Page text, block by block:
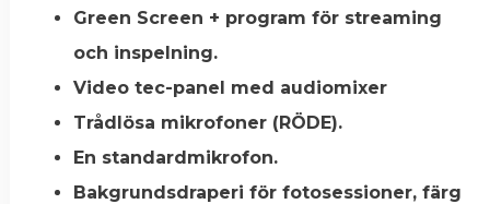
Green Screen + program för streaming
och inspelning.
Video tec-panel med audiomixer
Trådlösa mikrofoner (RÖDE).
En standardmikrofon.
Bakgrundsdraperi för fotosessioner, färg